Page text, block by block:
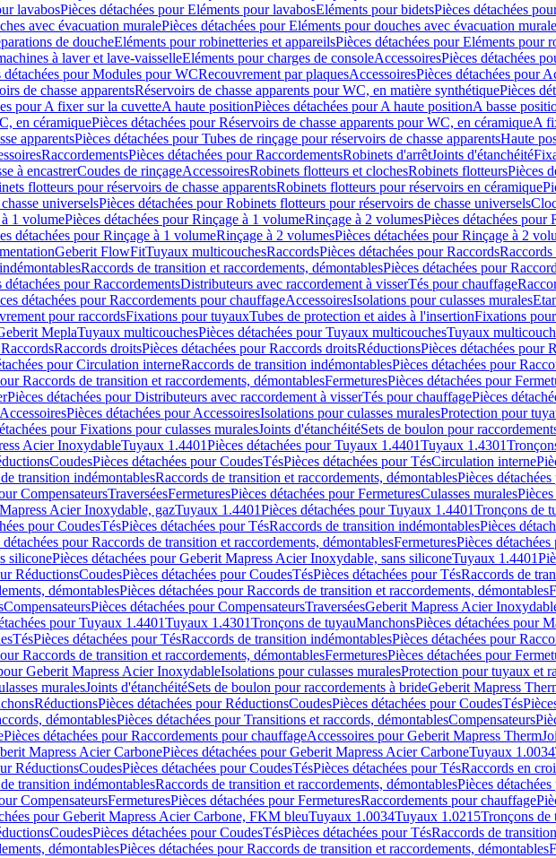
lavabosPièces détachées pour Eléments pour lavabosEléments pour bidetsPièces détachées
avec évacuation muralePièces détachées pour Eléments pour douches avec évacuation murale
de doucheEléments pour robinetteries et appareilsPièces détachées pour Eléments pour
à laver et lave-vaisselleEléments pour charges de consoleAccessoiresPièces détachées
détachées pour Modules pour WCRecouvrement par plaquesAccessoiresPièces détachées pour
de chasse apparentsRéservoirs de chasse apparents pour WC, en matière synthétiquePièces
pour A fixer sur la cuvetteA haute positionPièces détachées pour A haute positionA basse
en céramiquePièces détachées pour Réservoirs de chasse apparents pour WC, en céramiqueA
apparentsPièces détachées pour Tubes de rinçage pour réservoirs de chasse apparentsHaute
RaccordementsPièces détachées pour RaccordementsRobinets d'arrêtJoints d'étanchéité
à encastrerCoudes de rinçageAccessoiresRobinets flotteurs et clochesRobinets flotteursPièces
flotteurs pour réservoirs de chasse apparentsRobinets flotteurs pour réservoirs en céramique
universelsPièces détachées pour Robinets flotteurs pour réservoirs de chasse universels
1 volumePièces détachées pour Rinçage à 1 volumeRinçage à 2 volumesPièces détachées pour
détachées pour Rinçage à 1 volumeRinçage à 2 volumesPièces détachées pour Rinçage à 2
Geberit FlowFitTuyaux multicouchesRaccordsPièces détachées pour RaccordsRaccords
Raccords de transition et raccordements, démontablesPièces détachées pour
détachées pour RaccordementsDistributeurs avec raccordement à visserTés pour chauffage
détachées pour Raccordements pour chauffageAccessoiresIsolations pour culasses murales
pour raccordsFixations pour tuyauxTubes de protection et aides à l'insertionFixations
MeplaTuyaux multicouchesPièces détachées pour Tuyaux multicouchesTuyaux
Raccords droitsPièces détachées pour Raccords droitsRéductionsPièces détachées pour
pour Circulation interneRaccords de transition indémontablesPièces détachées pour
Raccords de transition et raccordements, démontablesFermeturesPièces détachées pour
Pièces détachées pour Distributeurs avec raccordement à visserTés pour chauffagePièces
AccessoiresPièces détachées pour AccessoiresIsolations pour culasses muralesProtection pour
pour Fixations pour culasses muralesJoints d'étanchéitéSets de boulon pour
Acier InoxydableTuyaux 1.4401Pièces détachées pour Tuyaux 1.4401Tuyaux 1.4301
CoudesPièces détachées pour CoudesTésPièces détachées pour TésCirculation interne
transition indémontablesRaccords de transition et raccordements, démontablesPièces
CompensateursTraverséesFermeturesPièces détachées pour FermeturesCulasses murales
Acier Inoxydable, gazTuyaux 1.4401Pièces détachées pour Tuyaux 1.4401Tronçons de
pour CoudesTésPièces détachées pour TésRaccords de transition indémontablesPièces
détachées pour Raccords de transition et raccordements, démontablesFermeturesPièces
siliconePièces détachées pour Geberit Mapress Acier Inoxydable, sans siliconeTuyaux 1.4401
RéductionsCoudesPièces détachées pour CoudesTésPièces détachées pour TésRaccords de
démontablesPièces détachées pour Raccords de transition et raccordements, démontables
CompensateursPièces détachées pour CompensateursTraverséesGeberit Mapress Acier
pour Tuyaux 1.4401Tuyaux 1.4301Tronçons de tuyauManchonsPièces détachées pour
TésPièces détachées pour TésRaccords de transition indémontablesPièces détachées pour
Raccords de transition et raccordements, démontablesFermeturesPièces détachées pour
Geberit Mapress Acier InoxydableIsolations pour culasses muralesProtection pour tuyaux et
muralesJoints d'étanchéitéSets de boulon pour raccordements à brideGeberit Mapress
RéductionsPièces détachées pour RéductionsCoudesPièces détachées pour CoudesTés
démontablesPièces détachées pour Transitions et raccords, démontablesCompensateurs
Pièces détachées pour Raccordements pour chauffageAccessoires pour Geberit Mapress Therm
Mapress Acier CarbonePièces détachées pour Geberit Mapress Acier CarboneTuyaux 1.0034
RéductionsCoudesPièces détachées pour CoudesTésPièces détachées pour TésRaccords en
transition indémontablesRaccords de transition et raccordements, démontablesPièces
CompensateursFermeturesPièces détachées pour FermeturesRaccordements pour chauffage
pour Geberit Mapress Acier Carbone, FKM bleuTuyaux 1.0034Tuyaux 1.0215Tronçons de
CoudesPièces détachées pour CoudesTésPièces détachées pour TésRaccords de
démontablesPièces détachées pour Raccords de transition et raccordements, démontables